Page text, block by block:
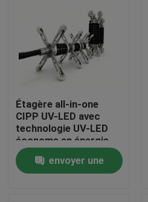
Maison
Produits
Étagère all-in-one
CIPP UV-LED avec
technologie UV-LED
économe en énergie,
contrôle de
température
intelligent et
envoyer une